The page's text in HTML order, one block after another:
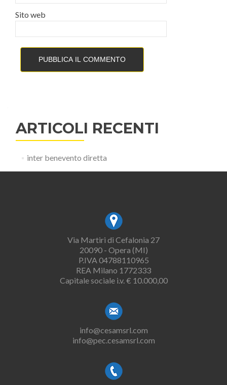
Sito web
ARTICOLI RECENTI
inter benevento diretta
Via Martiri di Cefalonia 27
20090 - Opera (MI)
P.IVA 04788110965
REA Milano 1772333
Capitale sociale i.v. € 10.000,00
info@cesamsrl.com
info@pec.cesamsrl.com